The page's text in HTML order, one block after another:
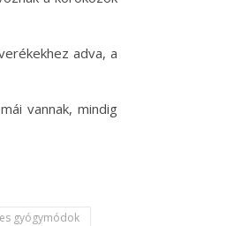
adva, a
vannak, mindig
gyógymódok